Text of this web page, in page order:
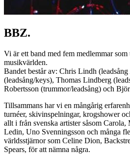
BBZ.
Vi är ett band med fem medlemmar
musikvärlden.
Bandet består av: Chris Lindh
(leadsång/keys), Thomas Lindberg
Robertsson (trummor/leadsång) och
Tillsammans har vi en mångårig
turnéer, skivinspelningar, krogshower
allt i från svenska artister såsom
Ledin, Uno Svenningsson och många
världsstjärnor som Celine Dion,
Spears, för att nämna några.